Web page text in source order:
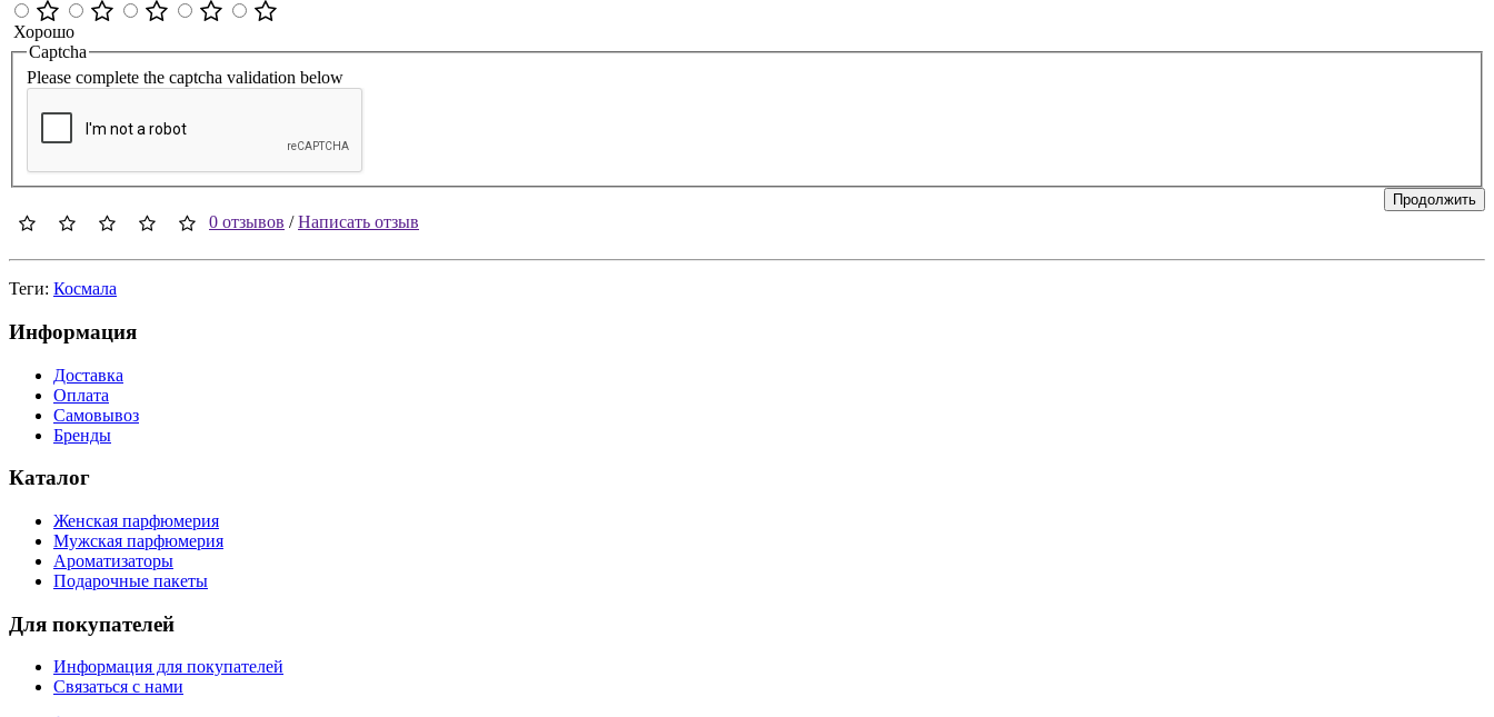
Хорошо
Captcha
Please complete the captcha validation below
Продолжить
0 отзывов /Написать отзыв
Теги: Космала
Информация
Доставка
Оплата
Самовывоз
Бренды
Каталог
Женская парфюмерия
Мужская парфюмерия
Ароматизаторы
Подарочные пакеты
Для покупателей
Информация для покупателей
Связаться с нами